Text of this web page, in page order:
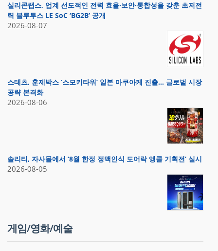
실리콘랩스, 업계 선도적인 전력 효율·보안·통합성을 갖춘 초저전
력 블루투스 LE SoC ‘BG2B’ 공개
2026-08-07
스테츠, 훈제박스 ‘스모키타워’ 일본 마쿠아케 진출… 글로벌 시장
공략 본격화
2026-08-06
솔리티, 자사몰에서 ‘8월 한정 정맥인식 도어락 앵콜 기획전’ 실시
2026-08-05
게임/영화/예술